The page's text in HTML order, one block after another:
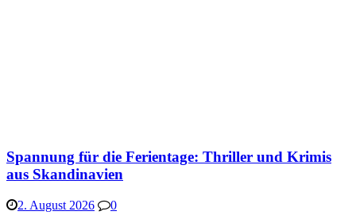
Spannung für die Ferientage: Thriller und Krimis
aus Skandinavien
2. August 2026 0